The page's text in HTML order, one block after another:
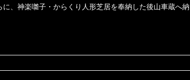
に、神楽囃子・からくり人形芝居を奉納した後山車蔵へ納